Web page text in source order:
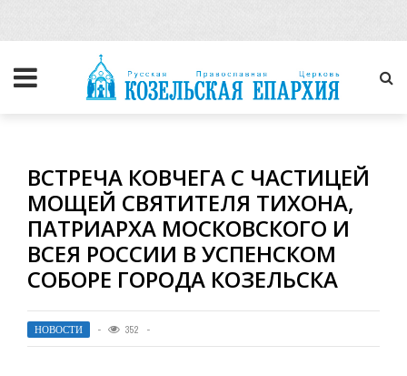
ВСТРЕЧА КОВЧЕГА С ЧАСТИЦЕЙ
МОЩЕЙ СВЯТИТЕЛЯ ТИХОНА,
ПАТРИАРХА МОСКОВСКОГО И
ВСЕЯ РОССИИ В УСПЕНСКОМ
СОБОРЕ ГОРОДА КОЗЕЛЬСКА
НОВОСТИ 352